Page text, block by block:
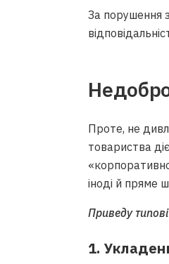
За порушення
Проте, не
товариства
іноді й пряме
Приведу
1.